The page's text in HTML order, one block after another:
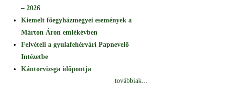
– 2026
Kiemelt főegyházmegyei események a
Márton Áron emlékévben
Felvételi a gyulafehérvári Papnevelő
Intézetbe
Kántorvizsga időpontja
továbbiak...